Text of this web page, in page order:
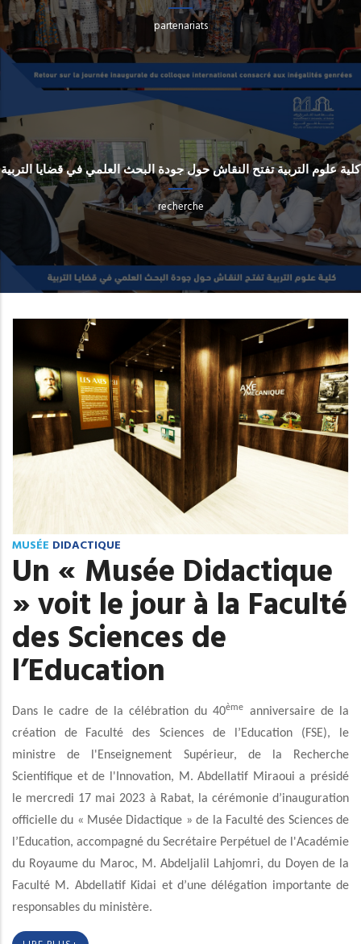
partenariats
كلية علوم التربية تفتح النقاش حول جودة البحث العلمي في قضايا التربية
recherche
MUSÉE DIDACTIQUE
Un « Musée Didactique
» voit le jour à la Faculté
des Sciences de
l’Education
Dans le cadre de la célébration du 40ème
anniversaire de la
création de
Faculté des Sciences de l’Education (FSE), le
ministre de l'Enseignement Supérieur, de la Recherche
Scientifique et de l'Innovation, M. Abdellatif Miraoui a présidé
le mercredi 17 mai 2023 à Rabat, la cérémonie d’inauguration
officielle du « Musée Didactique » de la Faculté des Sciences de
l’Education, accompagné du Secrétaire Perpétuel de l'Académie
du Royaume du Maroc, M. Abdeljalil Lahjomri, du Doyen de la
Faculté M. Abdellatif Kidai et d’une délégation importante de
responsables du ministère.